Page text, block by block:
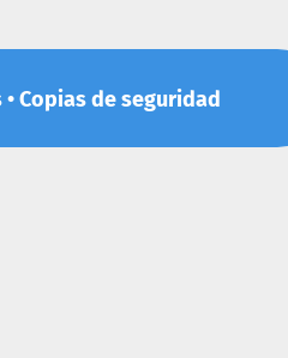
• Copias de seguridad